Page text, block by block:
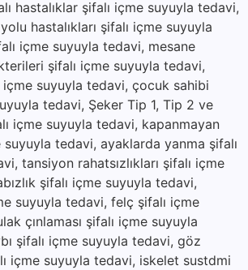
hastalıklar şifalı içme suyuyla tedavi,
hastalıkları şifalı içme suyuyla
içme suyuyla tedavi, mesane
şifalı içme suyuyla tedavi,
içme suyuyla tedavi, çocuk sahibi
tedavi, Şeker Tip 1, Tip 2 ve
içme suyuyla tedavi, kapanmayan
suyuyla tedavi, ayaklarda yanma şifalı
tansiyon rahatsızlıkları şifalı içme
şifalı içme suyuyla tedavi,
suyuyla tedavi, felç şifalı içme
çınlaması şifalı içme suyuyla
şifalı içme suyuyla tedavi, göz
içme suyuyla tedavi, iskelet sustdmi